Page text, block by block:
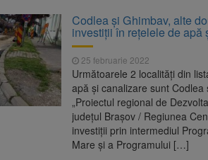
Platforma Belvedere de pe
luni
7 august 2026
Unul dintre cele mai mari
fost semnat (FOTO)
7 august 2026
Trafic blocat pe DN1E
medicale
Codlea și Ghimbav, alte
investiții în rețelele de apă
25 februarie 2022
Următoarele 2 localități din
apă și canalizare sunt
„Proiectul regional de
județul Brașov / Regiunea
investiții prin intermediul
Mare și a Programului […]